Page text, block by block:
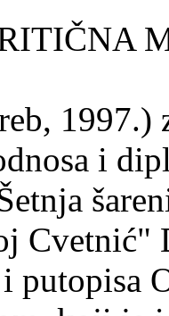
i
Cvetnić"
putopisa